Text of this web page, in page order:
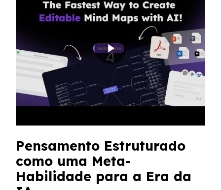
Pensamento Estruturado
como uma Meta-
Habilidade para a Era da